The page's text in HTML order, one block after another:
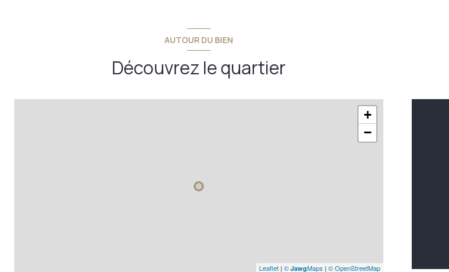
AUTOUR DU BIEN
Découvrez le quartier
+
−
Leaflet | © JawgMaps | © OpenStreetMap